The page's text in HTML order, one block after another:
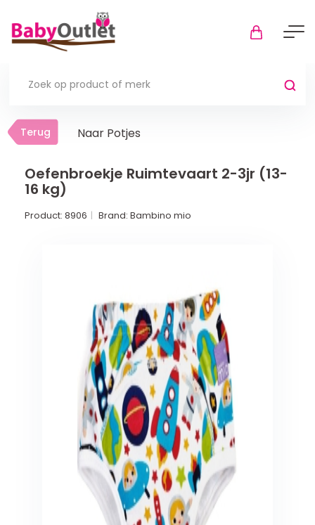
Terug
Thuis Bekijk alles
Veiligheid in en om huis
Veiligheid in huis
Veiligheid buiten de deur
Kinderstoelen
Terug Naar Potjes
Oefenbroekje Ruimtevaart 2-3jr (13-
16 kg)
Product: 8906 Brand: Bambino mio